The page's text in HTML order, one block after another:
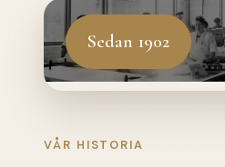
Sedan 1902
VÅR HISTORIA